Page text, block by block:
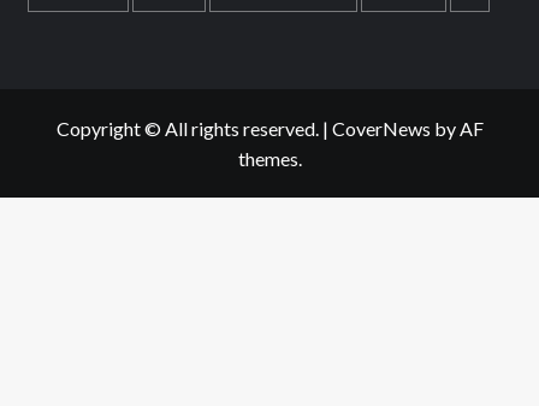
Copyright © All rights reserved. | CoverNews by AF
themes.